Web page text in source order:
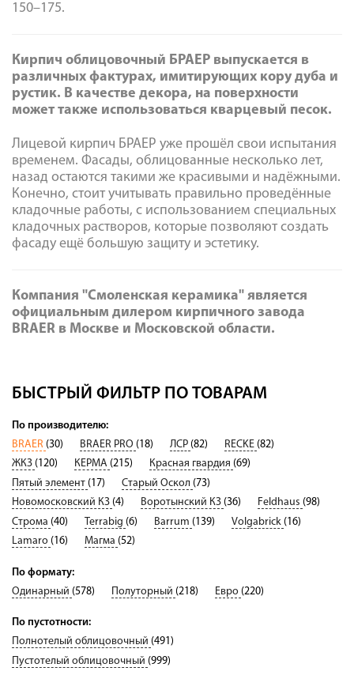
150–175.
Кирпич облицовочный БРАЕР выпускается в
различных фактурах, имитирующих кору дуба и
рустик. В качестве декора, на поверхности
может также использоваться кварцевый песок.
Лицевой кирпич БРАЕР уже прошёл свои испытания
временем. Фасады, облицованные несколько лет,
назад остаются такими же красивыми и надёжными.
Конечно, стоит учитывать правильно проведённые
кладочные работы, с использованием специальных
кладочных растворов, которые позволяют создать
фасаду ещё большую защиту и эстетику.
Компания "Смоленская керамика" является
официальным дилером кирпичного завода
BRAER в Москве и Московской области.
БЫСТРЫЙ ФИЛЬТР ПО ТОВАРАМ
По производителю:
BRAER (30) BRAER PRO (18) ЛСР (82) RECKE (82)
ЖКЗ (120) КЕРМА (215) Красная гвардия (69)
Пятый элемент (17) Старый Оскол (73)
Новомосковский КЗ (4) Воротынский КЗ (36) Feldhaus (98)
Строма (40) Terrabig (6) Barrum (139) Volgabrick (16)
Lamaro (16) Магма (52)
По формату:
Одинарный (578) Полуторный (218) Евро (220)
По пустотности:
Полнотелый облицовочный (491)
Пустотелый облицовочный (999)